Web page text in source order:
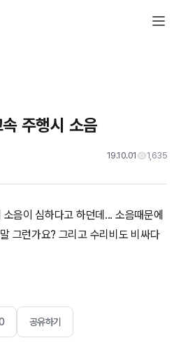
주행시 소음
19.10.01 1,635
음이 심하다고 하던데... 소음때문에
그런가요? 그리고 수리비도 비싸다
공유하기